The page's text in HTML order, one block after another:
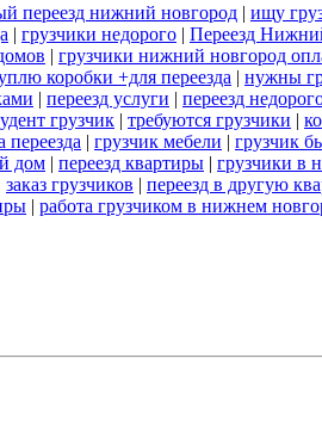
переезд нижний новгород | ищу
| грузчики недорого | Переезд
| грузчики нижний новгород
коробки +для переезда | нужны
| переезд услуги | переезд
грузчик | требуются грузчики |
переезда | грузчик мебели | грузчик
дом | переезд квартиры | грузчики в
заказ грузчиков | переезд в другую
| работа грузчиком в нижнем